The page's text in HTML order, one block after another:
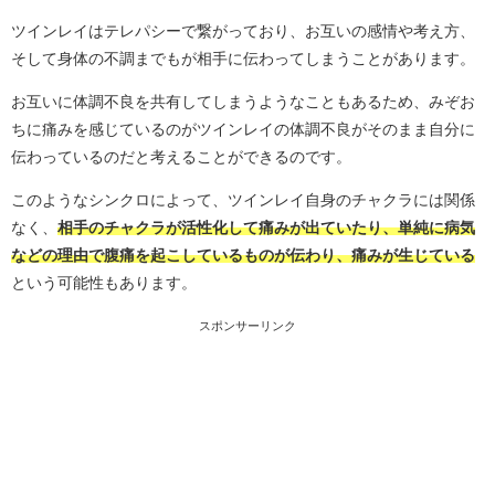
ツインレイはテレパシーで繋がっており、お互いの感情や考え方、
そして身体の不調までもが相手に伝わってしまうことがあります。
お互いに体調不良を共有してしまうようなこともあるため、みぞお
ちに痛みを感じているのがツインレイの体調不良がそのまま自分に
伝わっているのだと考えることができるのです。
このようなシンクロによって、ツインレイ自身のチャクラには関係
なく、 相手のチャクラが活性化して痛みが出ていたり、単純に病気
などの理由で腹痛を起こしているものが伝わり、痛みが生じている
という可能性もあります。
スポンサーリンク